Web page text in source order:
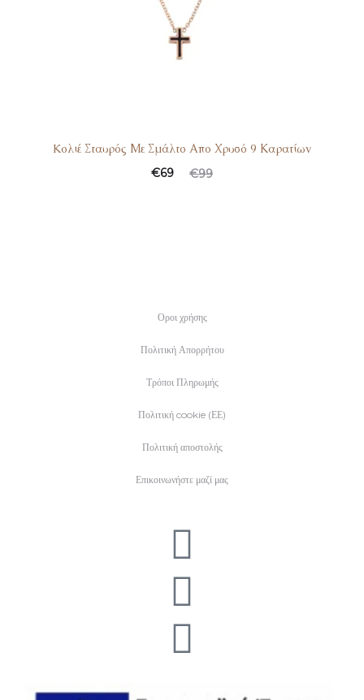
Koλιέ Σταυρός Με Σμάλτο Απο Χρυσό 9 Καρατίων
€99
€69
Οροι χρήσης
Πολιτική Απορρήτου
Τρόποι Πληρωμής
Πολιτική cookie (ΕΕ)
Πολιτική αποστολής
Επικοινωνήστε μαζί μας